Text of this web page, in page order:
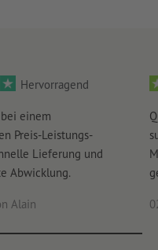
Hervorragend
einem
Preis-Leistungs-
Lieferung und
Abwicklung.
Alain